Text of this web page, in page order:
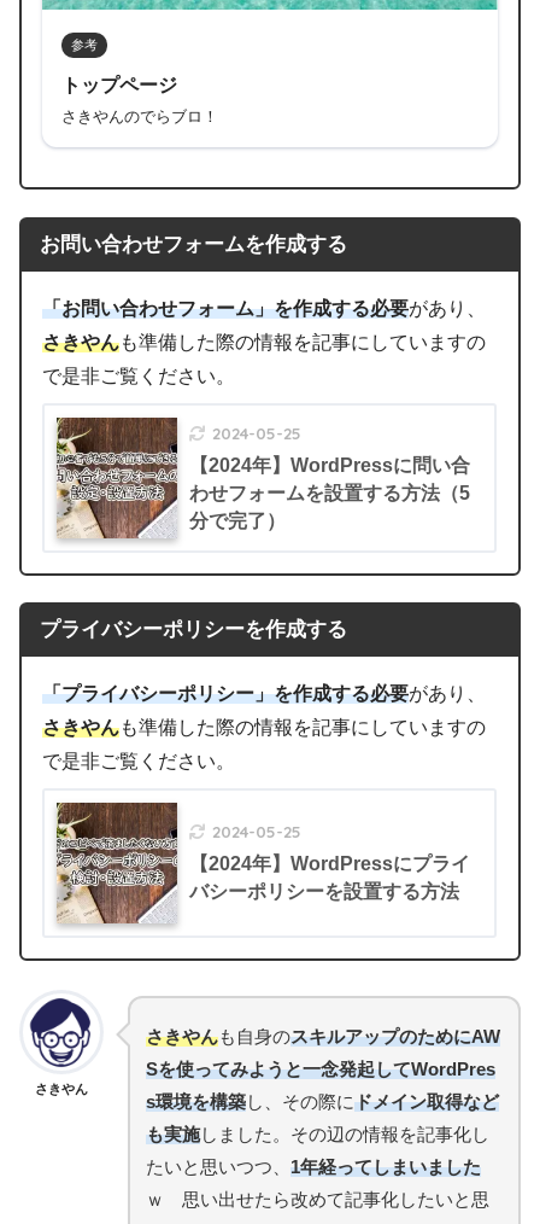
参考
トップページ
さきやんのでらブロ！
お問い合わせフォームを作成する
「お問い合わせフォーム」を作成する必要があり、
さきやんも準備した際の情報を記事にしていますの
で是非ご覧ください。
2024-05-25
【2024年】WordPressに問い合
わせフォームを設置する方法（5
分で完了）
プライバシーポリシーを作成する
「プライバシーポリシー」を作成する必要があり、
さきやんも準備した際の情報を記事にしていますの
で是非ご覧ください。
2024-05-25
【2024年】WordPressにプライ
バシーポリシーを設置する方法
さきやん
さきやんも自身のスキルアップのためにAW
Sを使ってみようと一念発起してWordPres
s環境を構築し、その際にドメイン取得など
も実施しました。その辺の情報を記事化し
たいと思いつつ、 1年経ってしまいました
ｗ 思い出せたら改めて記事化したいと思